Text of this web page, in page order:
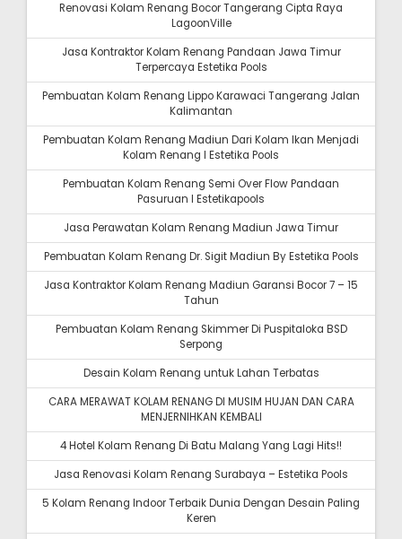
Renovasi Kolam Renang Bocor Tangerang Cipta Raya
LagoonVille
Jasa Kontraktor Kolam Renang Pandaan Jawa Timur
Terpercaya Estetika Pools
Pembuatan Kolam Renang Lippo Karawaci Tangerang Jalan
Kalimantan
Pembuatan Kolam Renang Madiun Dari Kolam Ikan Menjadi
Kolam Renang I Estetika Pools
Pembuatan Kolam Renang Semi Over Flow Pandaan
Pasuruan I Estetikapools
Jasa Perawatan Kolam Renang Madiun Jawa Timur
Pembuatan Kolam Renang Dr. Sigit Madiun By Estetika Pools
Jasa Kontraktor Kolam Renang Madiun Garansi Bocor 7 – 15
Tahun
Pembuatan Kolam Renang Skimmer Di Puspitaloka BSD
Serpong
Desain Kolam Renang untuk Lahan Terbatas
CARA MERAWAT KOLAM RENANG DI MUSIM HUJAN DAN CARA
MENJERNIHKAN KEMBALI
4 Hotel Kolam Renang Di Batu Malang Yang Lagi Hits!!
Jasa Renovasi Kolam Renang Surabaya – Estetika Pools
5 Kolam Renang Indoor Terbaik Dunia Dengan Desain Paling
Keren